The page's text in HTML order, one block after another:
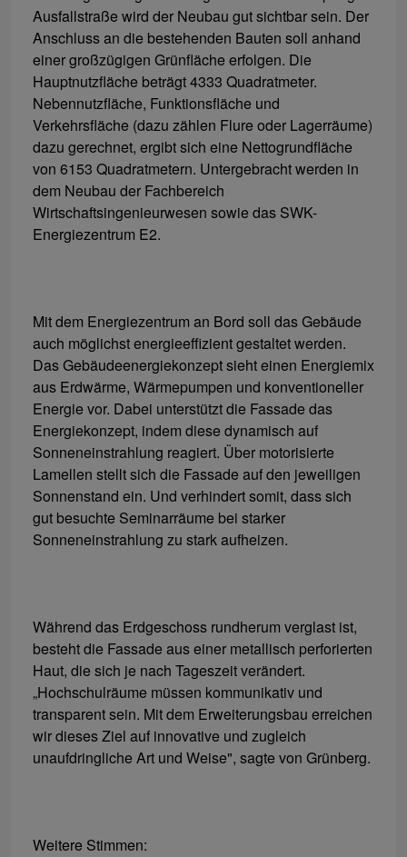
Ausfallstraße wird der Neubau gut sichtbar sein. Der
Anschluss an die bestehenden Bauten soll anhand
einer großzügigen Grünfläche erfolgen. Die
Hauptnutzfläche beträgt 4333 Quadratmeter.
Nebennutzfläche, Funktionsfläche und
Verkehrsfläche (dazu zählen Flure oder Lagerräume)
dazu gerechnet, ergibt sich eine Nettogrundfläche
von 6153 Quadratmetern. Untergebracht werden in
dem Neubau der Fachbereich
Wirtschaftsingenieurwesen sowie das SWK-
Energiezentrum E2.
Mit dem Energiezentrum an Bord soll das Gebäude
auch möglichst energieeffizient gestaltet werden.
Das Gebäudeenergiekonzept sieht einen Energiemix
aus Erdwärme, Wärmepumpen und konventioneller
Energie vor. Dabei unterstützt die Fassade das
Energiekonzept, indem diese dynamisch auf
Sonneneinstrahlung reagiert. Über motorisierte
Lamellen stellt sich die Fassade auf den jeweiligen
Sonnenstand ein. Und verhindert somit, dass sich
gut besuchte Seminarräume bei starker
Sonneneinstrahlung zu stark aufheizen.
Während das Erdgeschoss rundherum verglast ist,
besteht die Fassade aus einer metallisch perforierten
Haut, die sich je nach Tageszeit verändert.
„Hochschulräume müssen kommunikativ und
transparent sein. Mit dem Erweiterungsbau erreichen
wir dieses Ziel auf innovative und zugleich
unaufdringliche Art und Weise", sagte von Grünberg.
Weitere Stimmen: